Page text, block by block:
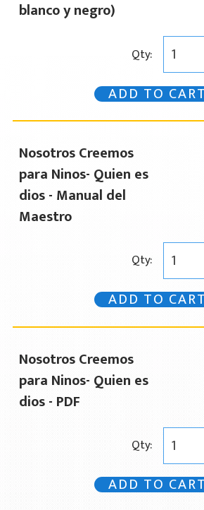
Qty:
blanco y negro)
ADD TO
Qty:
Nosotros Creemos
para Ninos- Quien es
dios - Manual del
Maestro
ADD TO
Qty:
Nosotros Creemos
para Ninos- Quien es
dios - PDF
ADD TO